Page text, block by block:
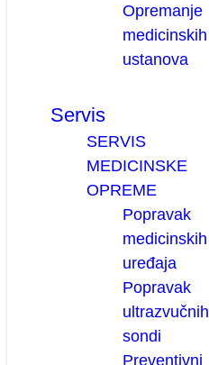
Opremanje
medicinskih
ustanova
Servis
SERVIS
MEDICINSKE
OPREME
Popravak
medicinskih
uređaja
Popravak
ultrazvučnih
sondi
Preventivni